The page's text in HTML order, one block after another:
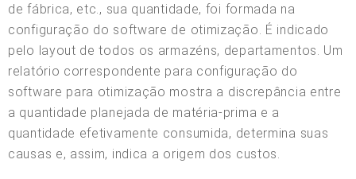
de fábrica, etc., sua quantidade, foi formada na
configuração do software de otimização. É indicado
pelo layout de todos os armazéns, departamentos. Um
relatório correspondente para configuração do
software para otimização mostra a discrepância entre
a quantidade planejada de matéria-prima e a
quantidade efetivamente consumida, determina suas
causas e, assim, indica a origem dos custos.